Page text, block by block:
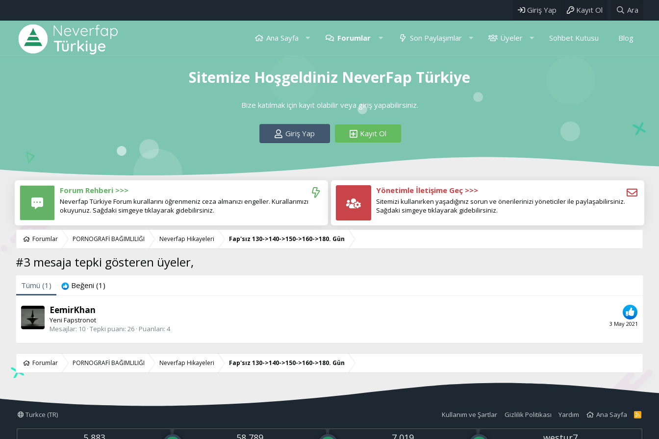
Giriş Yap Kayıt Ol Ara
Ana Sayfa Forumlar Son Paylaşımlar Üyeler Sohbet Kutusu Blog
Sitemize Hoşgeldiniz NeverFap Türkiye
Bize katılmak için kayıt olabilir veya giriş yapabilirsiniz.
Giriş Yap Kayıt Ol
Forum Rehberi >>>
Neverfap Türkiye Forum kurallarını öğrenmeniz ceza almanızı engeller. Kurallarımızı
okuyunuz. Sağdaki simgeye tıklayarak gidebilirsiniz.
Yönetimle İletişime Geç >>>
Sitemizi kullanırken yaşadığınız sorun ve önerilerinizi yöneticiler ile paylaşabilirsiniz.
Sağdaki simgeye tıklayarak gidebilirsiniz.
Forumlar PORNOGRAFİ BAĞIMLILIĞI Neverfap Hikayeleri Fap'sız 130->140->150->160->180. Gün
#3 mesaja tepki gösteren üyeler,
Tümü (1) Beğeni (1)
3 May 2021
EemirKhan
Yeni Fapstronot
Mesajlar 10 Tepki puanı 26 Puanları 4
Forumlar PORNOGRAFİ BAĞIMLILIĞI Neverfap Hikayeleri Fap'sız 130->140->150->160->180. Gün
Turkce (TR) Kullanım ve Şartlar Gizlilik Politikası Yardım Ana Sayfa
R
S